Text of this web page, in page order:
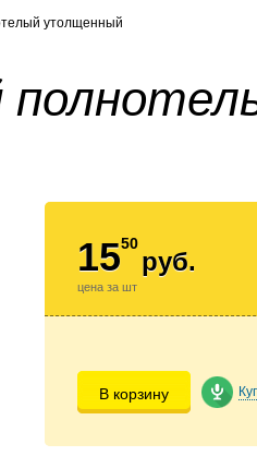
утолщенный
1550
руб.
цена за шт
В корзину